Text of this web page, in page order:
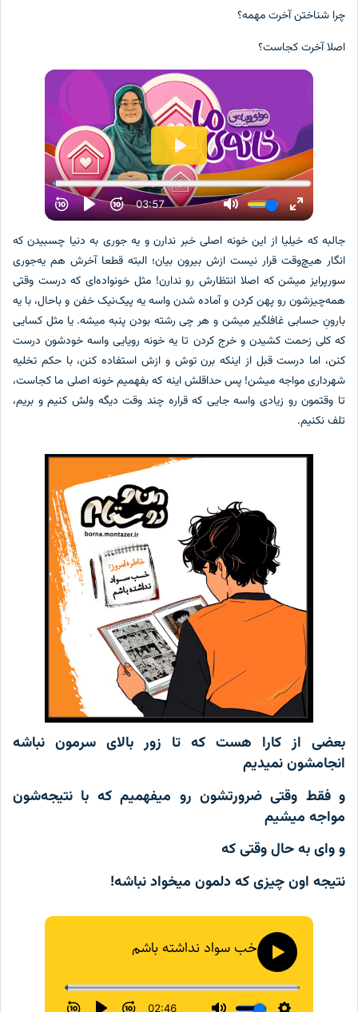
چرا شناختن آخرت مهمه؟
اصلا آخرت کجاست؟
جالبه که خیلیا از این خونه اصلی خبر ندارن و یه جوری به دنیا چسبیدن که
انگار هیچ‌وقت قرار نیست ازش بیرون بیان؛ البته قطعا آخرش هم یه‌جوری
سورپرایز میشن که اصلا انتظارش رو ندارن! مثل خونواده‌ای که درست وقتی
همه‌چیزشون رو پهن کردن و آماده شدن واسه یه پیک‌نیک خفن و باحال، با یه
بارونِ حسابی غافلگیر میشن و هر چی رشته بودن پنبه میشه. یا مثل کسایی
که کلی زحمت کشیدن و خرج کردن تا یه خونه رویایی واسه خودشون درست
کنن، اما درست قبل از اینکه برن توش و ازش استفاده کنن، با حکم تخلیه
شهرداری مواجه میشن! پس حداقلش اینه که بفهمیم خونه اصلی ما کجاست،
تا وقتمون رو زیادی واسه جایی که قراره چند وقت دیگه ولش کنیم و بریم،
تلف نکنیم.
بعضی از کارا هست که تا زور بالای سرمون نباشه
انجامشون نمیدیم
و فقط وقتی ضرورتشون رو میفهمیم که با نتیجه‌شون
مواجه میشیم
و وای به حال وقتی که
نتیجه اون چیزی که دلمون میخواد نباشه!